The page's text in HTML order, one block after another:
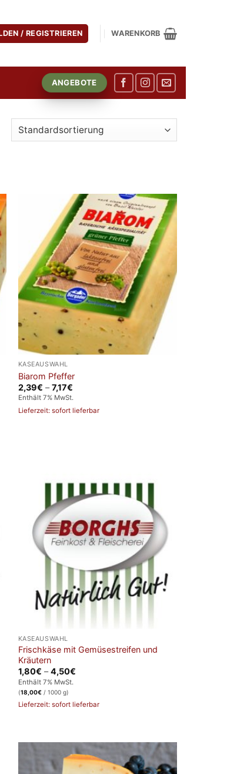
/ REGISTRIEREN WARENKORB
ANGEBOTE
KÄSEAUSWAHL
Biarom Pfeffer
2,39€ –7,17€Preisspanne:
bis
7,17€
Enthält 7% MwSt.
Lieferzeit: sofort lieferbar
KÄSEAUSWAHL
Frischkäse mit Gemüsestreifen und
Kräutern
1,80€ –4,50€Preisspanne:
Enthält 7% MwSt.
(18,00€/ 1000 g)
Lieferzeit: sofort lieferbar